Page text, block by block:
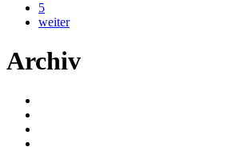
5
weiter
Archiv